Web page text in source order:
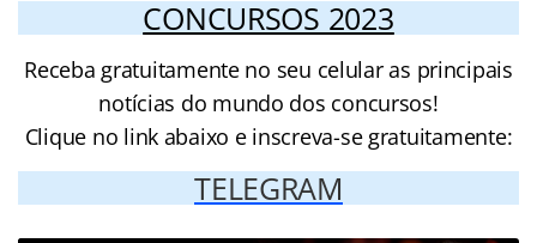
CONCURSOS 2023
Receba gratuitamente no seu celular as principais
notícias do mundo dos concursos!
Clique no link abaixo e inscreva-se gratuitamente:
TELEGRAM